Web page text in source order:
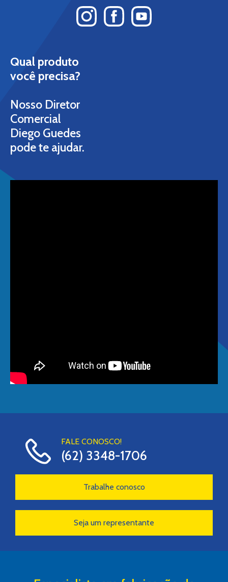
Qual produto
você precisa?
Nosso Diretor
Comercial
Diego Guedes
pode te ajudar.
FALE CONOSCO!
(62) 3348-1706
Trabalhe conosco
Seja um representante